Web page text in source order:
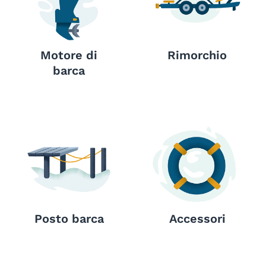
Motore di
barca
Rimorchio
Posto barca Accessori